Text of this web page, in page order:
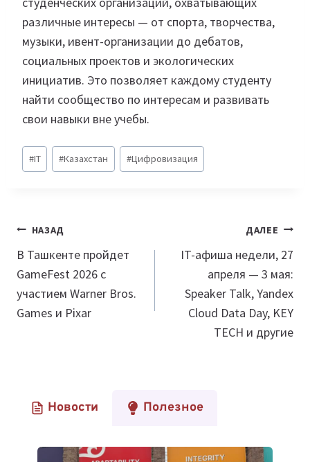
различные интересы — от спорта, творчества,
музыки, ивент-организации до дебатов,
социальных проектов и экологических
инициатив. Это позволяет каждому студенту
найти сообщество по интересам и развивать
свои навыки вне учебы.
Метки
записи:
#IT #Казахстан​ #Цифровизация
Навигация
по
записям
НАЗАД
В Ташкенте пройдет
GameFest 2026 с
участием Warner Bros.
Games и Pixar
ДАЛЕЕ
IT-афиша недели, 27
апреля — 3 мая:
Speaker Talk, Yandex
Cloud Data Day, KEY
TECH и другие
Новости Полезное